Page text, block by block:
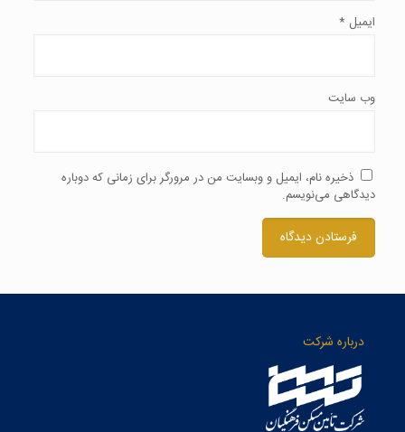
ایمیل *
وب‌ سایت
ذخیره نام، ایمیل و وبسایت من در مرورگر برای زمانی که دوباره
دیدگاهی می‌نویسم.
درباره شرکت